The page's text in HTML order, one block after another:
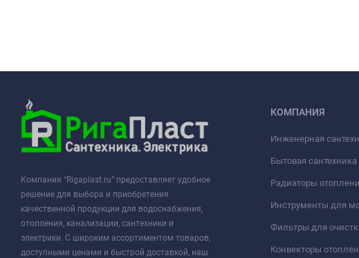
Компания “Rigaplast.ru” предоставляет удобное
решение для выбора и приобретения
качественной продукции для водоснабжения,
отопления, канализации, сантехники и
электрики. С широким ассортиментом товаров,
доступными ценами и быстрой доставкой, наш
КОМПАНИЯ
Инженерная
Бытовая сантехника
Радиаторы
Инструменты для
Фильтры для
Конвекторы